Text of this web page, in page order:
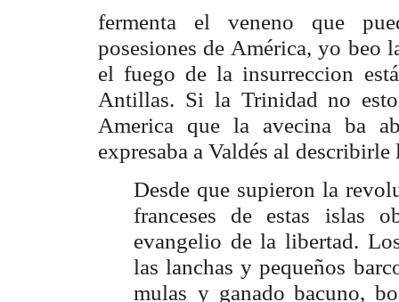
fermenta el
veneno que
posesiones de América, yo beo
el fuego de la insurreccion está
Antillas. Si la Trinidad no
America que la avecina ba
expresaba a Valdés al describirle
Desde que supieron la
franceses de estas
islas
evangelio de la libertad.
las lanchas y pequeños
mulas y ganado bacuno,